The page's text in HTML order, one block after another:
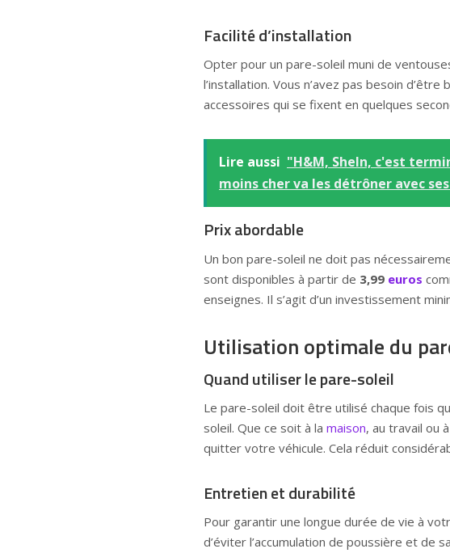
Facilité d’installation
Opter pour un pare-soleil muni de
l’installation. Vous n’avez pas besoin
accessoires qui se fixent en quelques
Lire aussi "H&M, SheIn, c'est
moins cher va les détrôner avec
Prix abordable
Un bon pare-soleil ne doit pas
sont disponibles à partir de 3,99 euros
enseignes. Il s’agit d’un investissement
Utilisation optimale du
Quand utiliser le pare-soleil
Le pare-soleil doit être utilisé chaque fois
soleil. Que ce soit à la maison, au travail ou
quitter votre véhicule. Cela réduit
Entretien et durabilité
Pour garantir une longue durée de vie à
d’éviter l’accumulation de poussière et de